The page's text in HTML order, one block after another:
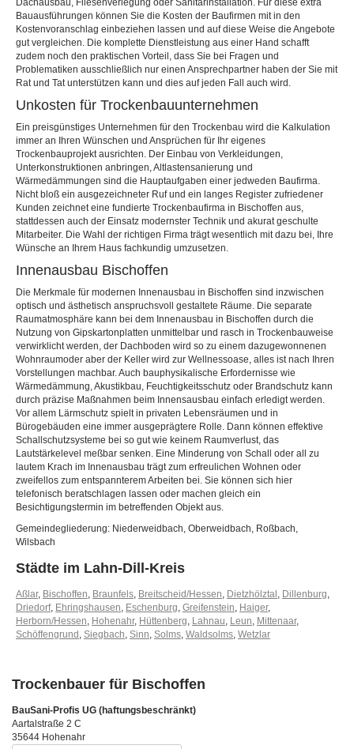
Dachausbau, Fliesenverlegung oder Sanitärinstallation. Für diese extra
Bauausführungen können Sie die Kosten der Baufirmen mit in den
Kostenvoranschlag einbeziehen lassen und auf diese Weise die Angebote
gut vergleichen. Die komplette Dienstleistung aus einer Hand schafft
zudem noch den praktischen Vorteil, dass Sie bei Fragen und
Problematiken ausschließlich nur einen Ansprechpartner haben der Sie mit
Rat und Tat unterstützen kann und dies auf jeden Fall auch wird.
Unkosten für Trockenbauunternehmen
Ein preisgünstiges Unternehmen für den Trockenbau wird die Kalkulation
immer an Ihren Wünschen und Ansprüchen für Ihr eigenes
Trockenbauprojekt ausrichten. Der Einbau von Verkleidungen,
Unterkonstruktionen anbringen, Altlastensanierung und
Wärmedämmungen sind die Hauptaufgaben einer jedweden Baufirma.
Nicht bloß ein ausgezeichneter Ruf und ein langes Register zufriedener
Kunden zeichnet eine fundierte Trockenbaufirma in Bischoffen aus,
stattdessen auch der Einsatz modernster Technik und akurat geschulte
Mitarbeiter. Die Wahl der richtigen Firma trägt wesentlich mit dazu bei, Ihre
Wünsche an Ihrem Haus fachkundig umzusetzen.
Innenausbau Bischoffen
Die Merkmale für modernen Innenausbau in Bischoffen sind inzwischen
optisch und ästhetisch anspruchsvoll gestaltete Räume. Die separate
Raumatmosphäre kann bei dem Innenausbau in Bischoffen durch die
Nutzung von Gipskartonplatten unmittelbar und rasch in Trockenbauweise
verwirklicht werden, der Dachboden wird so zu einem dazugewonnenen
Wohnraumoder aber der Keller wird zur Wellnessoase, alles ist nach Ihren
Vorstellungen machbar. Auch bauphysikalische Erfordernisse wie
Wärmedämmung, Akustikbau, Feuchtigkeitsschutz oder Brandschutz kann
durch präzise Maßnahmen beim Innensausbau einfach erledigt werden.
Vor allem Lärmschutz spielt in privaten Lebensräumen und in
Bürogebäuden eine immer ausgeprägtere Rolle. Dann können effektive
Schallschutzsysteme bei so gut wie keinem Raumverlust, das
Lautstärkelevel meßbar senken. Eine Minderung von Schall oder all zu
lautem Krach im Innenausbau trägt zum erfreulichen Wohnen oder
zweifellos zum entspannterem Arbeiten bei. Sie können sich hier
telefonisch beratschlagen lassen oder machen gleich ein
Besichtigungstermin im betreffenden Objekt aus.
Gemeindegliederung: Niederweidbach, Oberweidbach, Roßbach,
Wilsbach
Städte im Lahn-Dill-Kreis
Aßlar, Bischoffen, Braunfels, Breitscheid/Hessen, Dietzhölztal , Dillenburg,
Driedorf, Ehringshausen, Eschenburg, Greifenstein, Haiger,
Herborn/Hessen, Hohenahr, Hüttenberg, Lahnau, Leun, Mittenaar,
Schöffengrund , Siegbach, Sinn, Solms, Waldsolms, Wetzlar
Trockenbauer für Bischoffen
BauSani-Profis UG (haftungsbeschränkt)
Aartalstraße 2 C
35644 Hohenahr